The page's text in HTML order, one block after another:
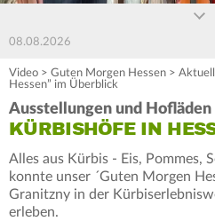
08.08.2026
Video > Guten Morgen Hessen >
Hessen” im Überblick
Ausstellungen und Hofläden
KÜRBISHÖFE IN
Alles aus Kürbis - Eis, Pommes,
konnte unser ´Guten Morgen
Granitzny in der
erleben.